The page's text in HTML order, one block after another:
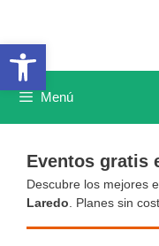
Abrir barra de herramientas
contenido
Menú
Eventos gratis
Descubre los mejores
Laredo . Planes sin